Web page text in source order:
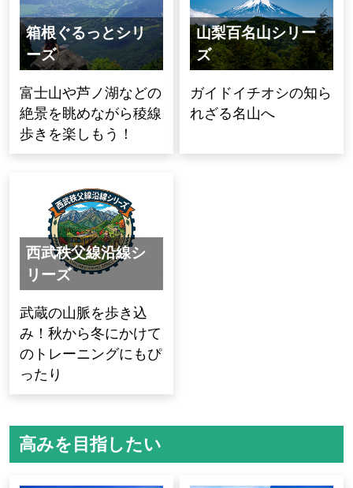
箱根ぐるっとシリ
ーズ
富士山や芦ノ湖などの
絶景を眺めながら稜線
歩きを楽しもう！
山梨百名山シリー
ズ
ガイドイチオシの知ら
れざる名山へ
西武秩父線沿線シ
リーズ
武蔵の山脈を歩き込
み！秋から冬にかけて
のトレーニングにもぴ
ったり
高みを目指したい